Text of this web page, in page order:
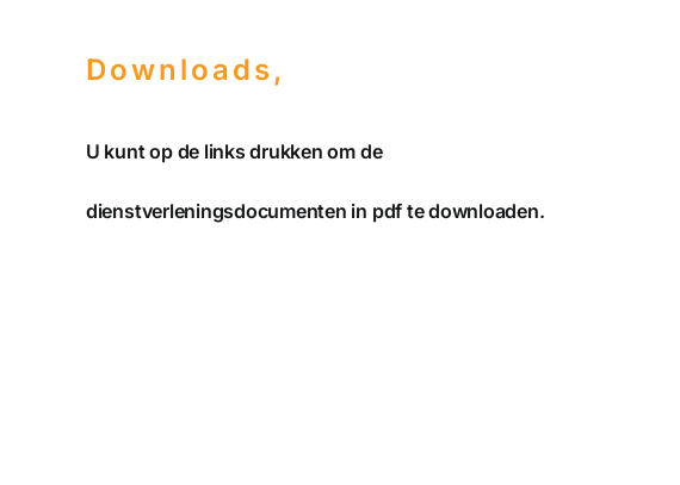
Downloads,
U kunt op de links drukken om de
dienstverleningsdocumenten in pdf te downloaden.